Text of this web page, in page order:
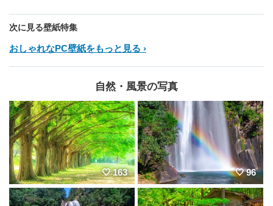
次に見る壁紙特集
おしゃれなPC壁紙をもっと見る
自然・風景の写真
163 96